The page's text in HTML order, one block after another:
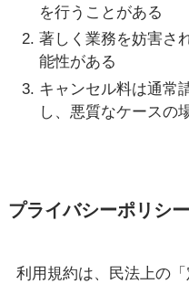
を行うことがある
著しく業務を妨害さ
能性がある
キャンセル料は通常
し、悪質なケースの
プライバシーポリシ
利用規約は、民法上の